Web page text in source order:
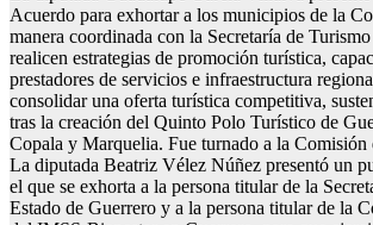
Acuerdo para exhortar a los municipios de la
manera coordinada con la Secretaría de
realicen estrategias de promoción turística,
prestadores de servicios e infraestructura
consolidar una oferta turística competitiva,
tras la creación del Quinto Polo Turístico de
Copala y Marquelia. Fue turnado a la Comisión
La diputada Beatriz Vélez Núñez presentó un
el que se exhorta a la persona titular de la
Estado de Guerrero y a la persona titular de la